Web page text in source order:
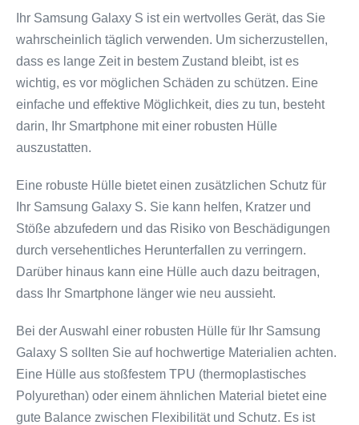
Ihr Samsung Galaxy S ist ein wertvolles Gerät, das Sie
wahrscheinlich täglich verwenden. Um sicherzustellen,
dass es lange Zeit in bestem Zustand bleibt, ist es
wichtig, es vor möglichen Schäden zu schützen. Eine
einfache und effektive Möglichkeit, dies zu tun, besteht
darin, Ihr Smartphone mit einer robusten Hülle
auszustatten.
Eine robuste Hülle bietet einen zusätzlichen Schutz für
Ihr Samsung Galaxy S. Sie kann helfen, Kratzer und
Stöße abzufedern und das Risiko von Beschädigungen
durch versehentliches Herunterfallen zu verringern.
Darüber hinaus kann eine Hülle auch dazu beitragen,
dass Ihr Smartphone länger wie neu aussieht.
Bei der Auswahl einer robusten Hülle für Ihr Samsung
Galaxy S sollten Sie auf hochwertige Materialien achten.
Eine Hülle aus stoßfestem TPU (thermoplastisches
Polyurethan) oder einem ähnlichen Material bietet eine
gute Balance zwischen Flexibilität und Schutz. Es ist